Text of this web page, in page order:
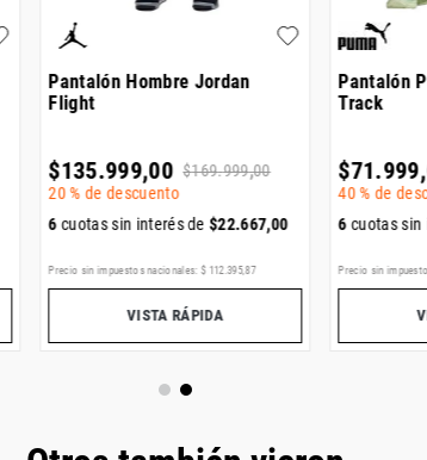
Pantalón Hombre Jordan
Flight
$135.999,00 $169.999,00
20 % de descuento
6cuotas sin interés de$22.667,00
Precio sin impuestos nacionales: $ 112.395,87
VISTA RÁPIDA
Pantalón
Track
$71.999,
40 % de
6cuotas
Precio sin